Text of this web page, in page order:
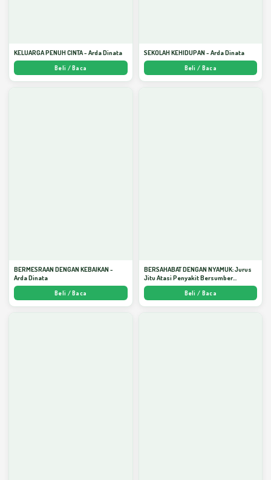
KELUARGA PENUH CINTA - Arda Dinata
Beli / Baca
SEKOLAH KEHIDUPAN - Arda Dinata
Beli / Baca
BERMESRAAN DENGAN KEBAIKAN -
Arda Dinata
Beli / Baca
BERSAHABAT DENGAN NYAMUK: Jurus
Jitu Atasi Penyakit Bersumber
Nyamuk - Arda Dinata
Beli / Baca